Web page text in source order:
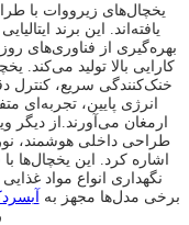
یخچال‌های زیرووات با
یافته‌اند. این برند
بهره‌گیری از فناوری‌های روز
کارایی بالا تولید می‌کند.
خنک‌کنندگی سریع، کنترل
انرژی پایین، تجربه‌ای
ارمغان می‌آورند.از دیگر
طراحی داخلی هوشمند،
اشاره کرد. این یخچال‌ها
نگهداری انواع مواد
برخی مدل‌ها مجهز به